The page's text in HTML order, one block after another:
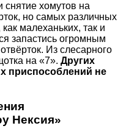
снятие хомутов на
но самых различных
малеханьких, так и
запастись огромным
Из слесарного
на «7». Других
приспособлений не
Нексия»